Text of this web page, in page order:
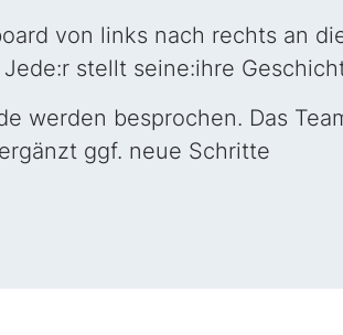
von links nach rechts an
stellt seine:ihre
werden besprochen. Das
ggf. neue Schritte